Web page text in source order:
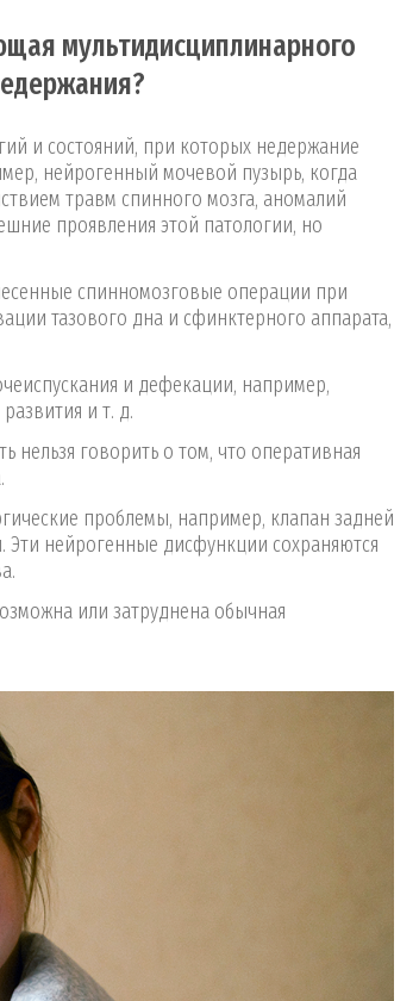
мультидисциплинарного
и состояний, при которых недержание
нейрогенный мочевой пузырь, когда
травм спинного мозга, аномалий
проявления этой патологии, но
спинномозговые операции при
тазового дна и сфинктерного аппарата,
и дефекации, например,
и т. д.
нельзя говорить о том, что оперативная
проблемы, например, клапан задней
нейрогенные дисфункции сохраняются
или затруднена обычная